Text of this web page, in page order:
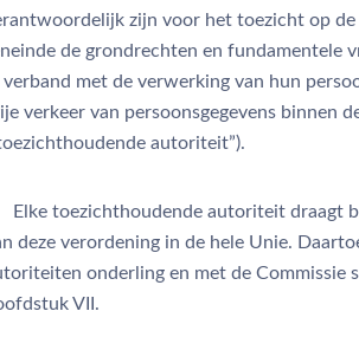
zijn voor het toezicht op de
de grondrechten en fundamentele
verband met de verwerking van hun
verkeer van persoonsgegevens binnen
autoriteit”).
Elke toezichthoudende autoriteit draagt
deze verordening in de hele Unie.
onderling en met de Commissie
VII.